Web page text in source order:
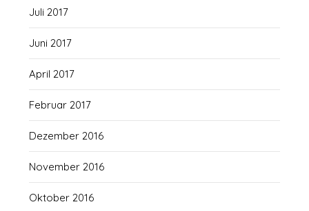
Juli 2017
Juni 2017
April 2017
Februar 2017
Dezember 2016
November 2016
Oktober 2016